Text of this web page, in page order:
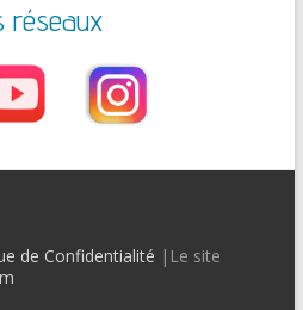
réseaux
de Confidentialité |Le site